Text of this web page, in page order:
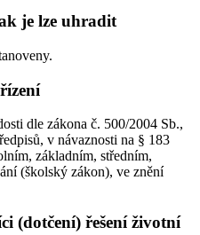
je lze uhradit
dle zákona č. 500/2004 Sb.,
v návaznosti na § 183
základním, středním,
(školský zákon), ve znění
(dotčení) řešení životní